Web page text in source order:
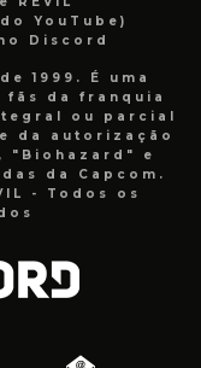
YouTube)
Discord
1999. É uma
da franquia
ou parcial
da autorização
"Biohazard" e
da Capcom.
- Todos os